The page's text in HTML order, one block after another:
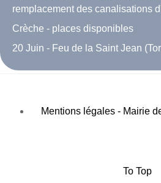
remplacement des canalisations
Crèche - places disponibles
20 Juin - Feu de la Saint Jean
Mentions légales - Mairie
To Top